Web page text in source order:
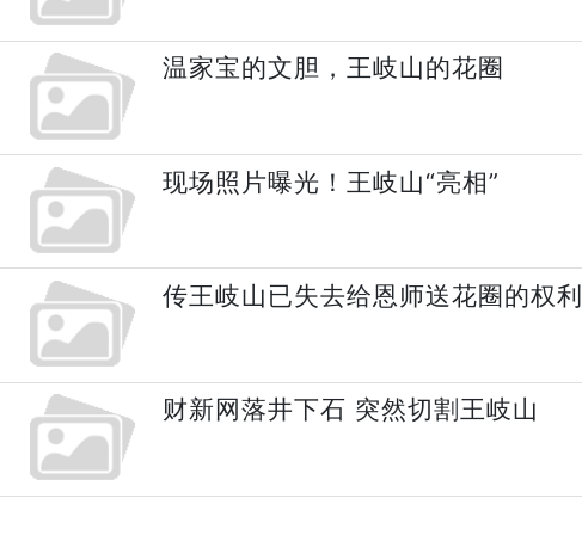
温家宝的文胆，王岐山的花圈
现场照片曝光！王岐山“亮相”
传王岐山已失去给恩师送花圈的权利
财新网落井下石 突然切割王岐山